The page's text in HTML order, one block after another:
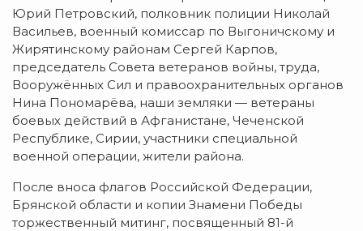
Юрий Петровский, полковник полиции Николай
Васильев, военный комиссар по Выгоничскому и
Жирятинскому районам Сергей Карпов,
председатель Совета ветеранов войны, труда,
Вооружённых Сил и правоохранительных органов
Нина Пономарёва, наши земляки — ветераны
боевых действий в Афганистане, Чеченской
Республике, Сирии, участники специальной
военной операции, жители района.
После вноса флагов Российской Федерации,
Брянской области и копии Знамени Победы
торжественный митинг, посвященный 81-й